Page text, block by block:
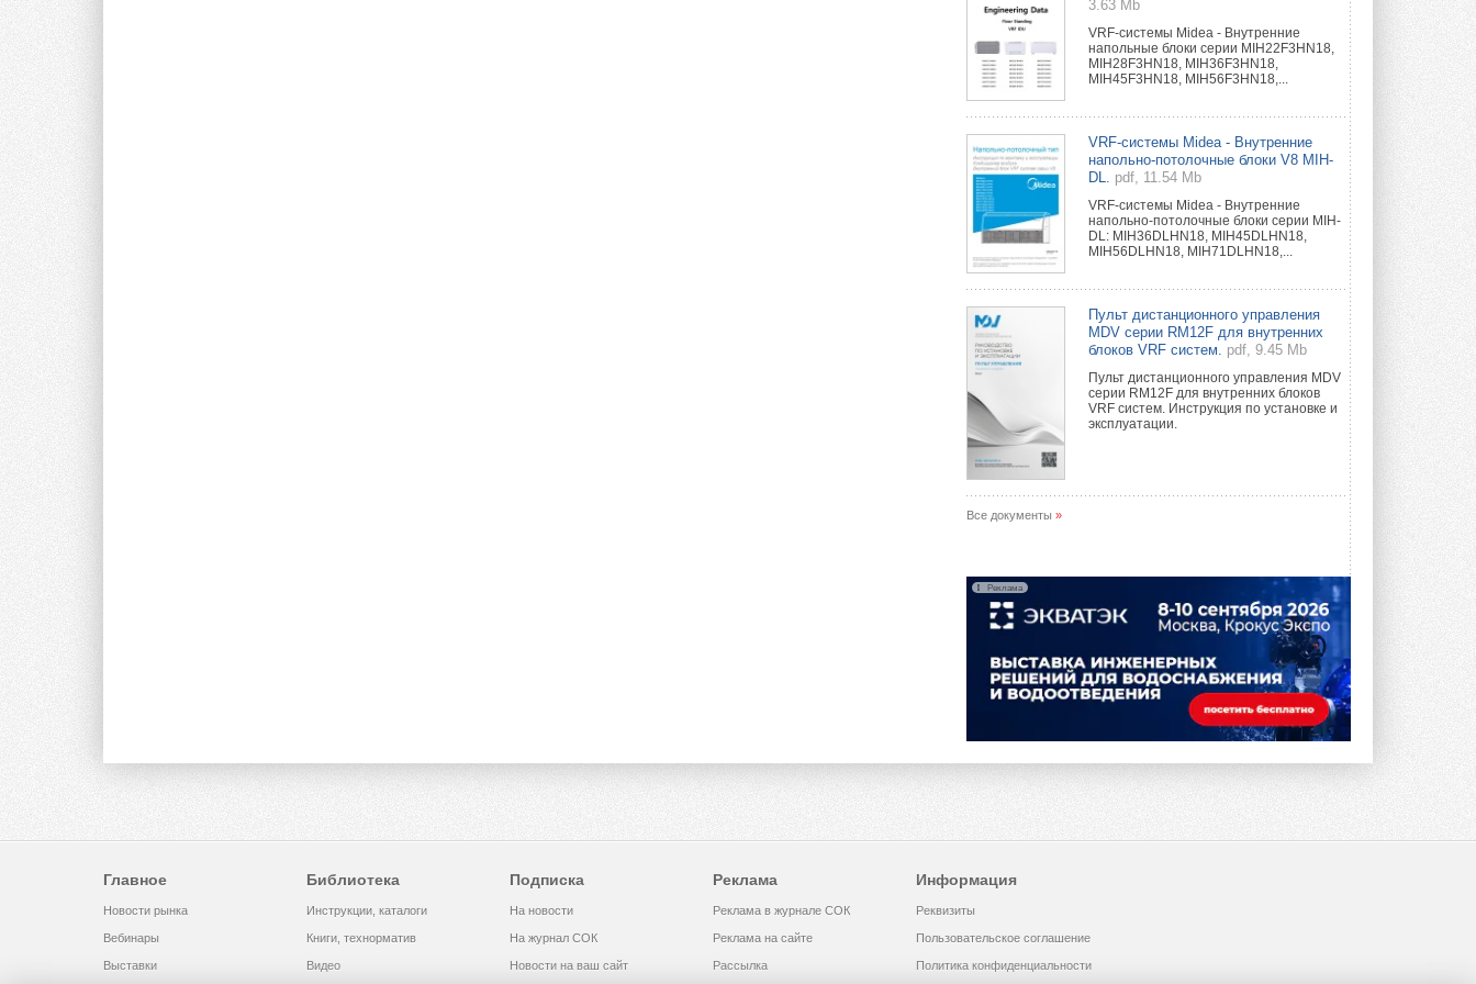
3.63 Mb
VRF-системы Midea - Внутренние
напольные блоки серии MIH22F3HN18,
MIH28F3HN18, MIH36F3HN18,
MIH45F3HN18, MIH56F3HN18,...
VRF-системы Midea - Внутренние
напольно-потолочные блоки V8 MIH-
DL.
pdf, 11.54 Mb
VRF-системы Midea - Внутренние
напольно-потолочные блоки серии MIH-
DL: MIH36DLHN18, MIH45DLHN18,
MIH56DLHN18, MIH71DLHN18,...
Пульт дистанционного управления
MDV серии RM12F для внутренних
блоков VRF систем.
pdf, 9.45 Mb
Пульт дистанционного управления MDV
серии RM12F для внутренних блоков
VRF систем. Инструкция по установке и
эксплуатации.
Все документы »
Реклама
Главное
Новости рынка
Вебинары
Выставки
Библиотека
Инструкции, каталоги
Книги, технорматив
Видео
Подписка
На новости
На журнал СОК
Новости на ваш сайт
Реклама
Реклама в журнале СОК
Реклама на сайте
Рассылка
Информация
Реквизиты
Пользовательское соглашение
Политика конфиденциальности